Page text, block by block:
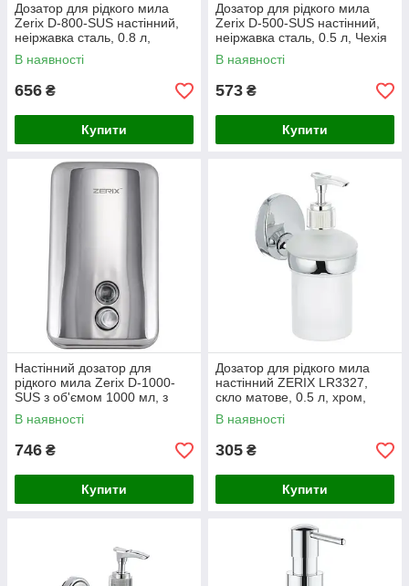
Дозатор для рідкого мила
Zerix D-800-SUS настінний,
неіржавка сталь, 0.8 л,
105×105×180 мм, сталевий
колір (ZX3246)
В наявності
656 ₴
Купити
Дозатор для рідкого мила
Zerix D-500-SUS настінний,
неіржавка сталь, 0.5 л, Чехія
(ZX3245)
В наявності
573 ₴
Купити
Настінний дозатор для
рідкого мила Zerix D-1000-
SUS з об'ємом 1000 мл, з
нержавіючої сталі, сірий
металік (ZX3247)
В наявності
746 ₴
Купити
Дозатор для рідкого мила
настінний ZERIX LR3327,
скло матове, 0.5 л, хром,
металеве кріплення, Чехія
В наявності
305 ₴
Купити